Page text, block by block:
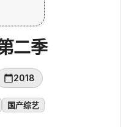
二季
2018
国产综艺